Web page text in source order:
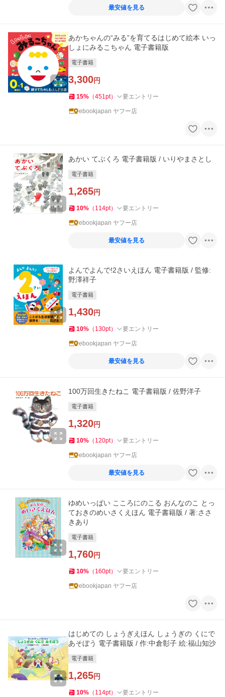
最安値を見る
あかちゃんの“みる”を育てるはじめて絵本 いっ
しょにみるこちゃん 電子書籍版
電子書籍
3,300円
15% （451pt） 要エントリー
ebookjapan ヤフー店
あかい てぶくろ 電子書籍版 / いりやまさとし
電子書籍
1,265円
10% （ 114pt） 要エントリー
ebookjapan ヤフー店
最安値を見る
よんでよんで!2さいえほん 電子書籍版 / 監修:
野澤祥子
電子書籍
1,430円
10% （ 130pt） 要エントリー
ebookjapan ヤフー店
最安値を見る
100万回生きたねこ 電子書籍版 / 佐野洋子
電子書籍
1,320円
10% （ 120pt） 要エントリー
ebookjapan ヤフー店
最安値を見る
ゆめいっぱい こころにのこる おんなのこ とっ
ておきのめいさくえほん 電子書籍版 / 著:ささ
きあり
電子書籍
1,760円
10% （ 160pt） 要エントリー
ebookjapan ヤフー店
はじめての しょうぎえほん しょうぎの くにで
あそぼう 電子書籍版 / 作:中倉彰子 絵:福山知沙
電子書籍
1,265円
10% （ 114pt） 要エントリー